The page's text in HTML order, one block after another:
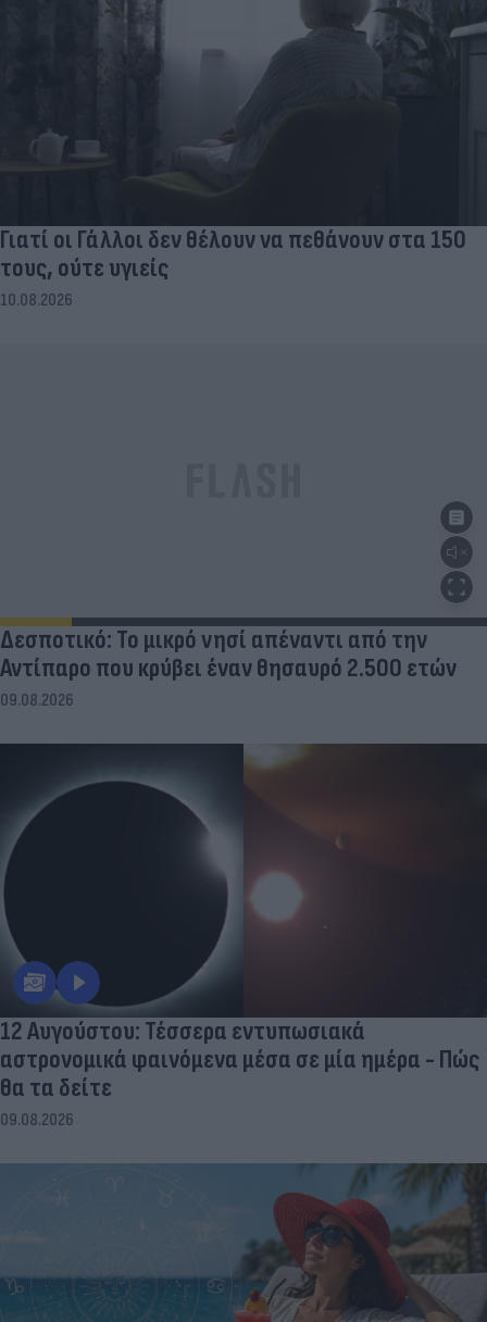
Γιατί οι Γάλλοι δεν θέλουν να πεθάνουν στα 150
τους, ούτε υγιείς
10.08.2026
Δεσποτικό: Το μικρό νησί απέναντι από την
Αντίπαρο που κρύβει έναν θησαυρό 2.500 ετών
09.08.2026
12 Αυγούστου: Τέσσερα εντυπωσιακά
αστρονομικά φαινόμενα μέσα σε μία ημέρα - Πώς
θα τα δείτε
09.08.2026